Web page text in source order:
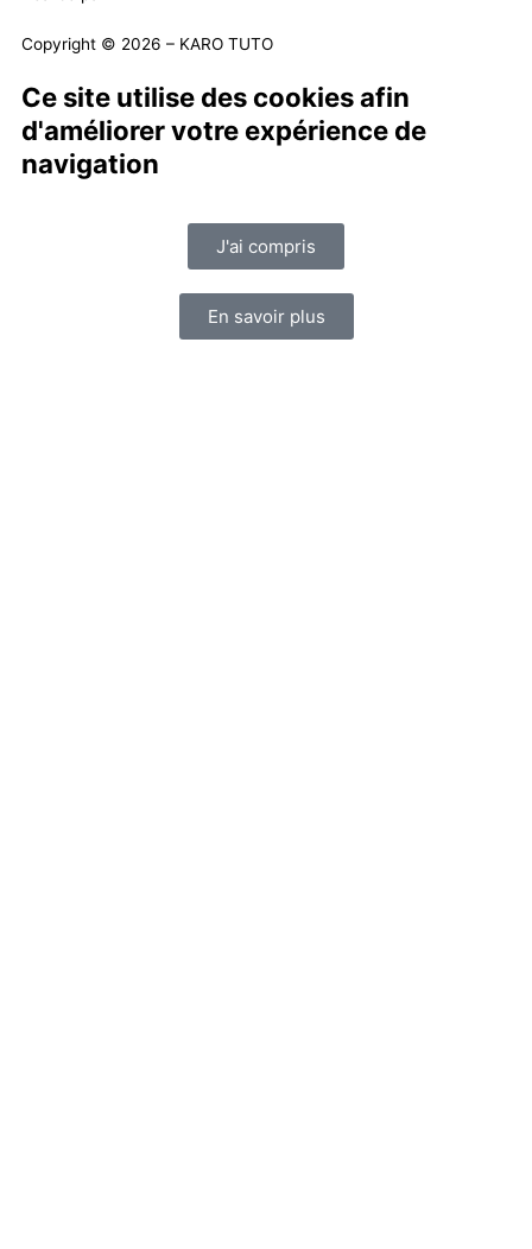
Copyright © 2026 – KARO TUTO
Ce site utilise des cookies afin
d'améliorer votre expérience de
navigation
J'ai compris
En savoir plus